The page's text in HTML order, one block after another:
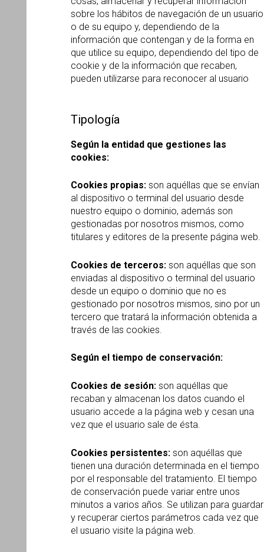
sobre los hábitos de navegación de un usuario
o de su equipo y, dependiendo de la
información que contengan y de la forma en
que utilice su equipo, dependiendo del tipo de
cookie y de la información que recaben,
pueden utilizarse para reconocer al usuario
Tipología
Según la entidad que gestiones las
cookies:
Cookies propias: son aquéllas que se envían
al dispositivo o terminal del usuario desde
nuestro equipo o dominio, además son
gestionadas por nosotros mismos, como
titulares y editores de la presente página web.
Cookies de terceros: son aquéllas que son
enviadas al dispositivo o terminal del usuario
desde un equipo o dominio que no es
gestionado por nosotros mismos, sino por un
tercero que tratará la información obtenida a
través de las cookies.
Según el tiempo de conservación:
Cookies de sesión: son aquéllas que
recaban y almacenan los datos cuando el
usuario accede a la página web y cesan una
vez que el usuario sale de ésta.
Cookies persistentes: son aquéllas que
tienen una duración determinada en el tiempo
por el responsable del tratamiento. El tiempo
de conservación puede variar entre unos
minutos a varios años. Se utilizan para guardar
y recuperar ciertos parámetros cada vez que
el usuario visite la página web.